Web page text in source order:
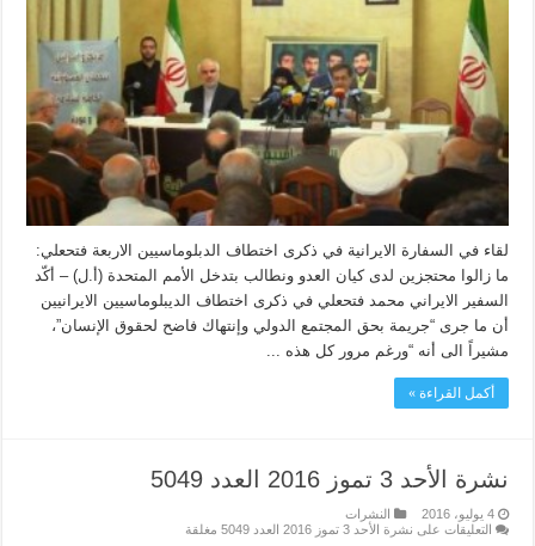
لقاء في السفارة الايرانية في ذكرى اختطاف الدبلوماسيين الاربعة فتحعلي:
ما زالوا محتجزين لدى كيان العدو ونطالب بتدخل الأمم المتحدة (أ.ل) – أكّد
السفير الايراني محمد فتحعلي في ذكرى اختطاف الديبلوماسيين الايرانيين
أن ما جرى “جريمة بحق المجتمع الدولي وإنتهاك فاضح لحقوق الإنسان”،
مشيراً الى أنه “ورغم مرور كل هذه ...
أكمل القراءة »
نشرة الأحد 3 تموز 2016 العدد 5049
4 يوليو، 2016
النشرات
التعليقات على نشرة الأحد 3 تموز 2016 العدد 5049 مغلقة